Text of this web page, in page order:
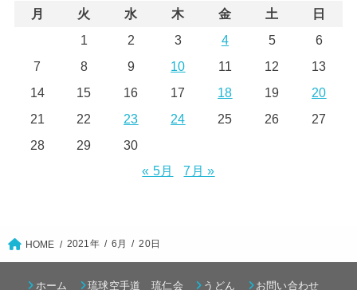
月
火 水 木 金 土
日
1
2 3 4 5
6
7
8 9 10 11 12
13
14
15 16 17 18 19
20
21
22 23 24 25 26
27
28
29
30
« 5月
7月 »
HOME 2021年 6月 20日
ホーム 琉球空手道 琉仁会 うどん お問い合わせ